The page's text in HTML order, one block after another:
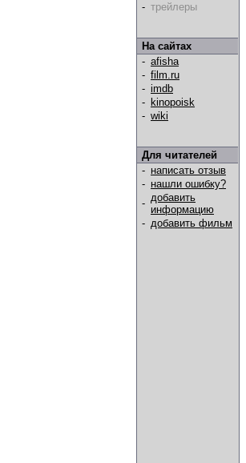
- трейлеры
На сайтах
- afisha
- film.ru
- imdb
- kinopoisk
- wiki
Для читателей
- написать отзыв
- нашли ошибку?
- добавить
информацию
- добавить фильм